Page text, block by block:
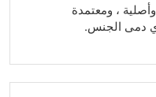
حقيقية وأصلية ، ومعتمدة
دمى الجنس.